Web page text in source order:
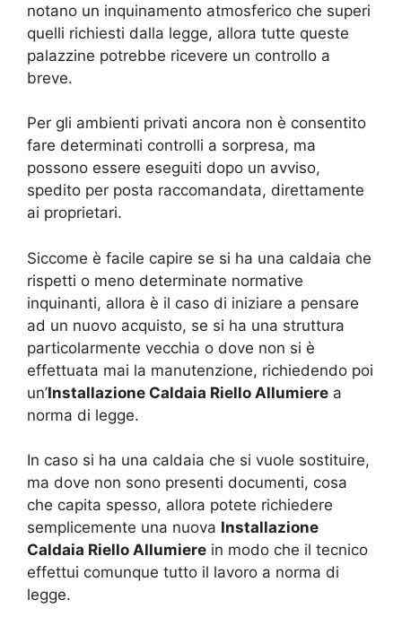
notano un inquinamento atmosferico che superi
quelli richiesti dalla legge, allora tutte queste
palazzine potrebbe ricevere un controllo a
breve.
Per gli ambienti privati ancora non è consentito
fare determinati controlli a sorpresa, ma
possono essere eseguiti dopo un avviso,
spedito per posta raccomandata, direttamente
ai proprietari.
Siccome è facile capire se si ha una caldaia che
rispetti o meno determinate normative
inquinanti, allora è il caso di iniziare a pensare
ad un nuovo acquisto, se si ha una struttura
particolarmente vecchia o dove non si è
effettuata mai la manutenzione, richiedendo poi
un’Installazione Caldaia Riello Allumiere a
norma di legge.
In caso si ha una caldaia che si vuole sostituire,
ma dove non sono presenti documenti, cosa
che capita spesso, allora potete richiedere
semplicemente una nuova Installazione
Caldaia Riello Allumiere in modo che il tecnico
effettui comunque tutto il lavoro a norma di
legge.